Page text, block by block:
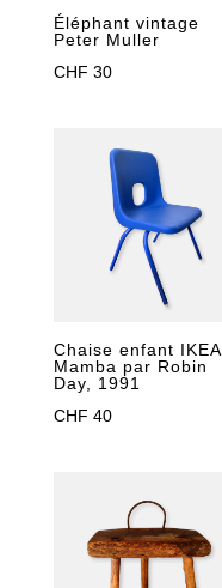
Éléphant vintage
Peter Muller
CHF 30
Chaise enfant IKEA
Mamba par Robin
Day, 1991
CHF 40